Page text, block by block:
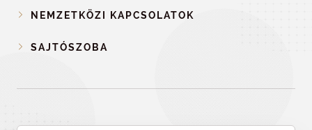
NEMZETKÖZI KAPCSOLATOK
SAJTÓSZOBA